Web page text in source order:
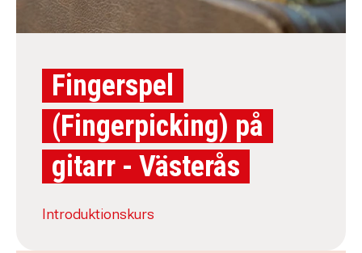
Fingerspel
(Fingerpicking) på
gitarr - Västerås
Introduktionskurs